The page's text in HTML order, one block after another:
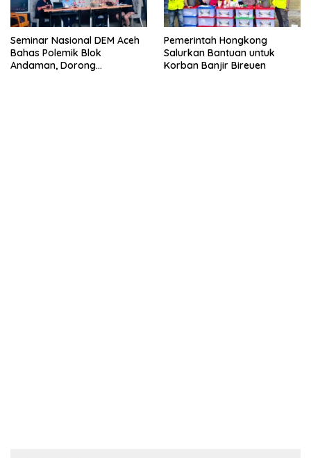
Seminar Nasional DEM Aceh
Bahas Polemik Blok
Andaman, Dorong
Pemerintah Hongkong
Salurkan Bantuan untuk
Korban Banjir Bireuen